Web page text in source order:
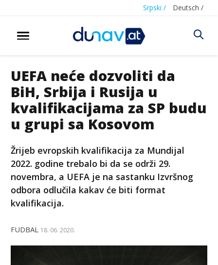
Srpski / Deutsch /
UEFA neće dozvoliti da
BiH, Srbija i Rusija u
kvalifikacijama za SP budu
u grupi sa Kosovom
Žrijeb evropskih kvalifikacija za Mundijal
2022. godine trebalo bi da se održi 29.
novembra, a UEFA je na sastanku Izvršnog
odbora odlučila kakav će biti format
kvalifikacija.
FUDBAL 18. 06. 2020.